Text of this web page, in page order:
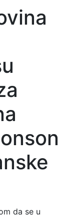
da se u